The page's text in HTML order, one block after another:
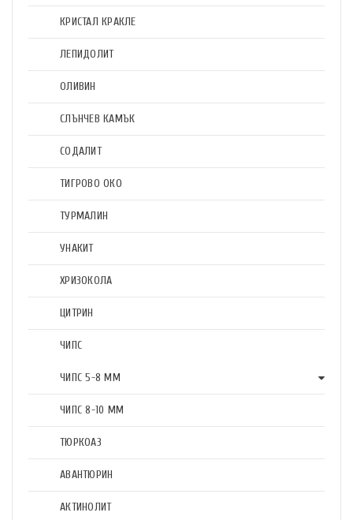
КРИСТАЛ КРАКЛЕ
ЛЕПИДОЛИТ
ОЛИВИН
СЛЪНЧЕВ КАМЪК
СОДАЛИТ
ТИГРОВО ОКО
ТУРМАЛИН
УНАКИТ
ХРИЗОКОЛА
ЦИТРИН
ЧИПС
ЧИПС 5-8 ММ
ЧИПС 8-10 ММ
ТЮРКОАЗ
АВАНТЮРИН
АКТИНОЛИТ